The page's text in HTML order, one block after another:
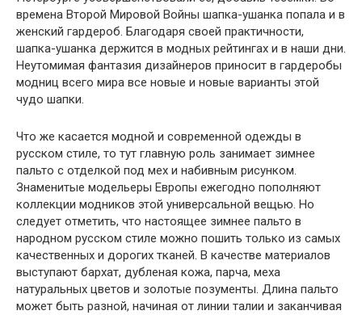
времена Второй Мировой Войны шапка-ушанка попала и в
женский гардероб. Благодаря своей практичности,
шапка-ушанка держится в модных рейтингах и в наши дни.
Неутомимая фантазия дизайнеров приносит в гардеробы
модниц всего мира все новые и новые варианты этой
чудо шапки.
Что же касается модной и современной одежды в
русском стиле, то тут главную роль занимает зимнее
пальто с отделкой под мех и набивным рисунком.
Знаменитые модельеры Европы ежегодно пополняют
коллекции модников этой универсальной вещью. Но
следует отметить, что настоящее зимнее пальто в
народном русском стиле можно пошить только из самых
качественных и дорогих тканей. В качестве материалов
выступают бархат, дубленая кожа, парча, меха
натуральных цветов и золотые позументы. Длина пальто
может быть разной, начиная от линии талии и заканчивая